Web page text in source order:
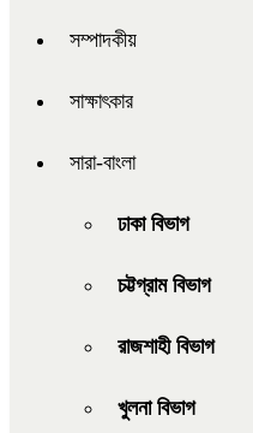
সম্পাদকীয়
সাক্ষাৎকার
সারা-বাংলা
ঢাকা বিভাগ
চট্টগ্রাম বিভাগ
রাজশাহী বিভাগ
খুলনা বিভাগ